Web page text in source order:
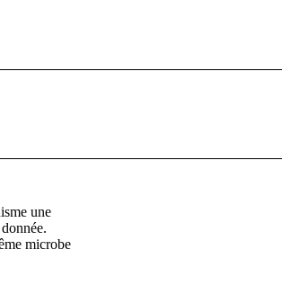
une
microbe